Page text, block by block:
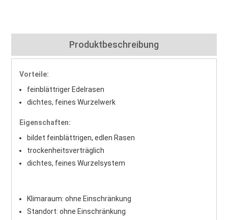
Produktbeschreibung
Vorteile:
feinblättriger Edelrasen
dichtes, feines Wurzelwerk
Eigenschaften:
bildet feinblättrigen, edlen Rasen
trockenheitsverträglich
dichtes, feines Wurzelsystem
Klimaraum: ohne Einschränkung
Standort: ohne Einschränkung